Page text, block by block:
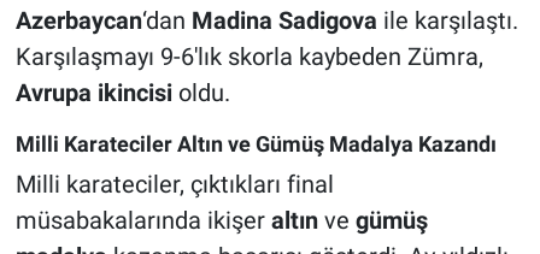
Azerbaycan‘dan Madina Sadigova ile karşılaştı.
Karşılaşmayı 9-6'lık skorla kaybeden Zümra,
Avrupa ikincisioldu.
Milli Karateciler Altın ve Gümüş Madalya Kazandı
Milli karateciler, çıktıkları final
müsabakalarında ikişer altınve gümüş